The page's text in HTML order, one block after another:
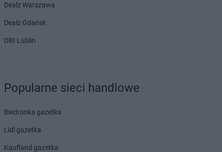
Dealz Warszawa
Dealz Gdańsk
OBI Lublin
Popularne sieci handlowe
Biedronka gazetka
Lidl gazetka
Kaufland gazetka